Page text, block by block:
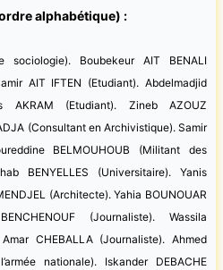
alphabétique) :
sociologie). Boubekeur AIT BENALI
AIT IFTEN (Etudiant). Abdelmadjid
AKRAM (Etudiant). Zineb AZOUZ
(Consultant en Archivistique). Samir
BELMOUHOUB (Militant des
BENYELLES (Universitaire). Yanis
(Architecte). Yahia BOUNOUAR
(Journaliste). Wassila
CHEBALLA (Journaliste). Ahmed
nationale). Iskander DEBACHE